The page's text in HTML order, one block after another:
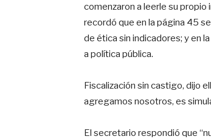
comenzaron a leerle su propio
recordó que en la página 45
de ética sin indicadores; y en
a política pública.
Fiscalización sin castigo, dijo
agregamos nosotros, es
El secretario respondió que